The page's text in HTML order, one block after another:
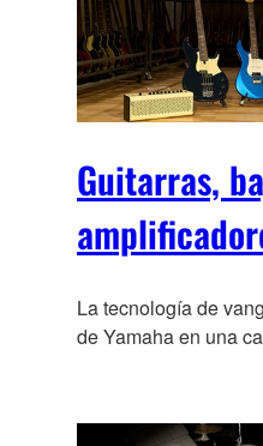
Guitarras,
La tecnología de
de Yamaha en una